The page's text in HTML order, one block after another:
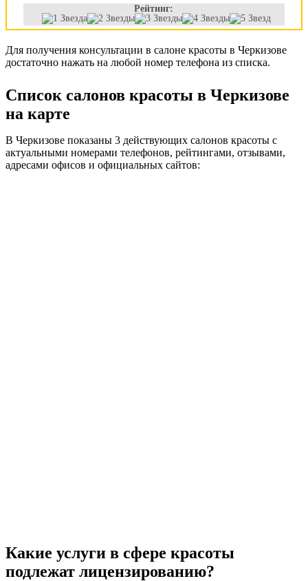
Рейтинг:
Для получения консультации в салоне красоты в Черкизове
достаточно нажать на любой номер телефона из списка.
Список салонов красоты в Черкизове
на карте
В Черкизове показаны 3 действующих салонов красоты с
актуальными номерами телефонов, рейтингами, отзывами,
адресами офисов и официальных сайтов:
Какие услуги в сфере красоты
подлежат лицензированию?